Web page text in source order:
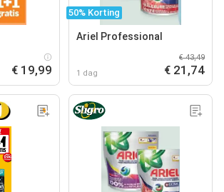
€ 19,99
50% Korting
Ariel Professional
1 dag
€ 43,49
€ 21,74